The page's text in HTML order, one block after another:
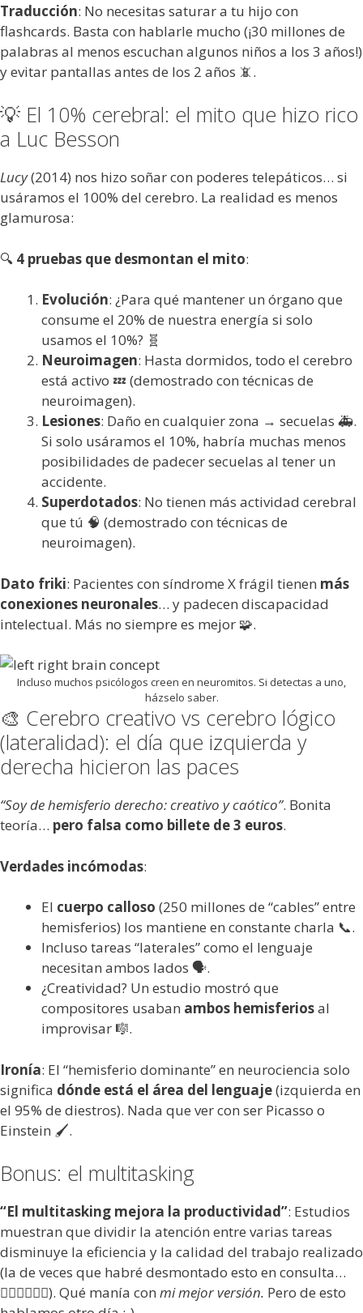
Traducción: No necesitas saturar a tu hijo con
flashcards. Basta con hablarle mucho (¡30 millones de
palabras al menos escuchan algunos niños a los 3 años!)
y evitar pantallas antes de los 2 años 📵.
💡 El 10% cerebral: el mito que hizo rico
a Luc Besson
Lucy(2014) nos hizo soñar con poderes telepáticos… si
usáramos el 100% del cerebro. La realidad es menos
glamurosa:
🔍 4 pruebas que desmontan el mito:
Evolución: ¿Para qué mantener un órgano que
consume el 20% de nuestra energía si solo
usamos el 10%? 🧬
Neuroimagen: Hasta dormidos, todo el cerebro
está activo 💤 (demostrado con técnicas de
neuroimagen).
Lesiones: Daño en cualquier zona → secuelas 🚑.
Si solo usáramos el 10%, habría muchas menos
posibilidades de padecer secuelas al tener un
accidente.
Superdotados: No tienen más actividad cerebral
que tú 🧠 (demostrado con técnicas de
neuroimagen).
Dato friki: Pacientes con síndrome X frágil tienen más
conexiones neuronales… y padecen discapacidad
intelectual. Más no siempre es mejor 🧩.
Incluso muchos psicólogos creen en neuromitos. Si detectas a uno,
házselo saber.
🎨 Cerebro creativo vs cerebro lógico
(lateralidad): el día que izquierda y
derecha hicieron las paces
“Soy de hemisferio derecho: creativo y caótico”. Bonita
teoría… pero falsa como billete de 3 euros.
Verdades incómodas:
El cuerpo calloso (250 millones de “cables” entre
hemisferios) los mantiene en constante charla 📞.
Incluso tareas “laterales” como el lenguaje
necesitan ambos lados 🗣️.
¿Creatividad? Un estudio mostró que
compositores usaban ambos hemisferiosal
improvisar 🎼.
Ironía: El “hemisferio dominante” en neurociencia solo
significa dónde está el área del lenguaje(izquierda en
el 95% de diestros). Nada que ver con ser Picasso o
Einstein 🖌️.
Bonus: el multitasking
“El multitasking mejora la productividad”: Estudios
muestran que dividir la atención entre varias tareas
disminuye la eficiencia y la calidad del trabajo realizado
(la de veces que habré desmontado esto en consulta…
🤦‍♂️🤦‍♂️🤦‍♂️). Qué manía con mi mejor versión. Pero de esto